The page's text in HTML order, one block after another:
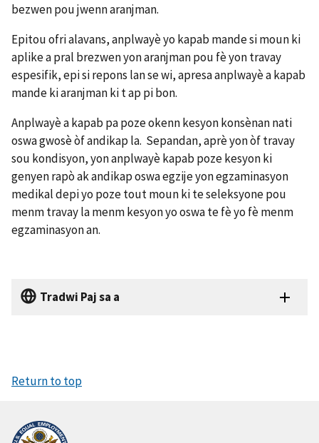
bezwen pou jwenn aranjman.
Epitou ofri alavans, anplwayè yo kapab mande si moun ki
aplike a pral brezwen yon aranjman pou fè yon travay
espesifik, epi si repons lan se wi, apresa anplwayè a kapab
mande ki aranjman ki t ap pi bon.
Anplwayè a kapab pa poze okenn kesyon konsènan nati
oswa gwosè òf andikap la. Sepandan, aprè yon òf travay
sou kondisyon, yon anplwayè kapab poze kesyon ki
genyen rapò ak andikap oswa egzije yon egzaminasyon
medikal depi yo poze tout moun ki te seleksyone pou
menm travay la menm kesyon yo oswa te fè yo fè menm
egzaminasyon an.
Tradwi Paj sa a
Return to top